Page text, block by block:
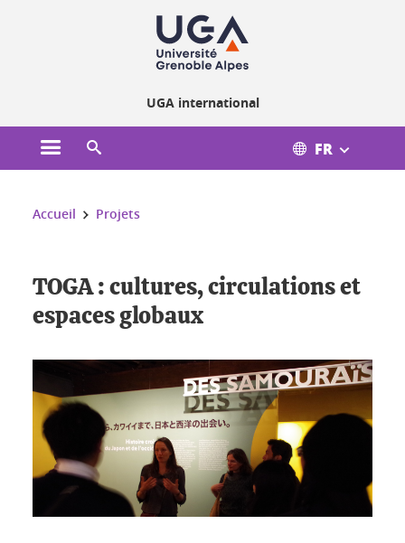
UGA international
Ouvrir le menu principal FR
Vous êtes ici :
Accueil Projets
TOGA : cultures, circulations et
espaces globaux